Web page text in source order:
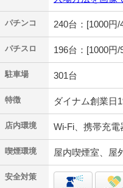
パチンコ 240台：[1000円
パチスロ 196台：[1000円
駐車場 301台
特徴 ダイナム創業日
店内環境 Wi-Fi、携帯充電
喫煙環境 屋内喫煙室、屋
安全対策